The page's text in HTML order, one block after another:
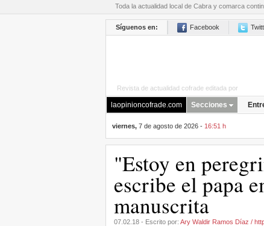
Toda la actualidad local de Cabra y comarca
Síguenos en: Facebook
Revista de actualidad cofrade editada por
laopinioncofrade.com Secciones
viernes,7 de agosto de 2026 - 16:51 h
"Estoy en
escribe el papa
manuscrita
07.02.18 - Escrito por: Ary Waldir Ramos Díaz /